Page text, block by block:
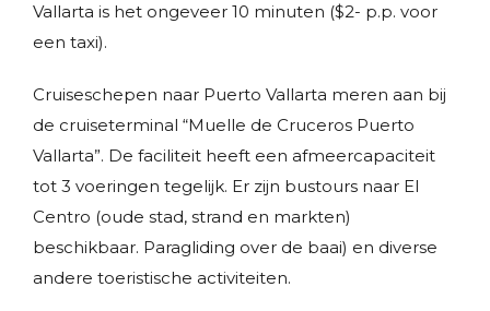
Vallarta is het ongeveer 10 minuten ($2- p.p. voor
een taxi).
Cruiseschepen naar Puerto Vallarta meren aan bij
de cruiseterminal “Muelle de Cruceros Puerto
Vallarta”. De faciliteit heeft een afmeercapaciteit
tot 3 voeringen tegelijk. Er zijn bustours naar El
Centro (oude stad, strand en markten)
beschikbaar. Paragliding over de baai) en diverse
andere toeristische activiteiten.